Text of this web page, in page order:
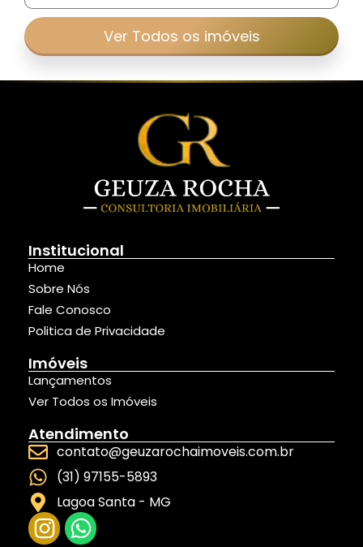
Ver Todos os imóveis
Institucional
Home
Sobre Nós
Fale Conosco
Politica de Privacidade
Imóveis
Lançamentos
Ver Todos os Imóveis
Atendimento
contato@geuzarochaimoveis.com.br
(31) 97155-5893
Lagoa Santa - MG